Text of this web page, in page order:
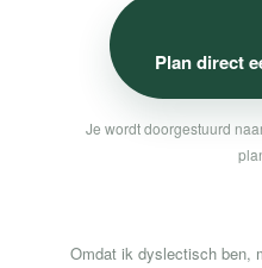
Plan direct
Je wordt doorgestuurd
Omdat ik dyslectisch ben,